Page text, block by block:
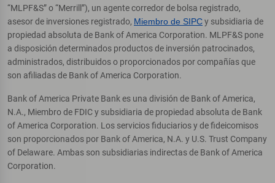
“MLPF&S” o “Merrill”), un agente corredor de bolsa registrado,
asesor de inversiones registrado, Miembro de SIPCy subsidiaria de
propiedad absoluta de Bank of America Corporation. MLPF&S pone
a disposición determinados productos de inversión patrocinados,
administrados, distribuidos o proporcionados por compañías que
son afiliadas de Bank of America Corporation.
Bank of America Private Bank es una división de Bank of America,
N.A., Miembro de FDIC y subsidiaria de propiedad absoluta de Bank
of America Corporation. Los servicios fiduciarios y de fideicomisos
son proporcionados por Bank of America, N.A. y U.S. Trust Company
of Delaware. Ambas son subsidiarias indirectas de Bank of America
Corporation.